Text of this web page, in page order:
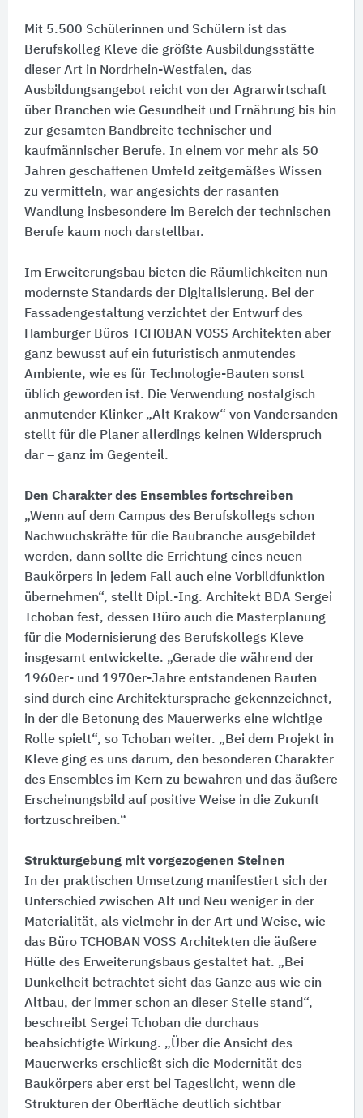
Mit 5.500 Schülerinnen und Schülern ist das
Berufskolleg Kleve die größte Ausbildungsstätte
dieser Art in Nordrhein-Westfalen, das
Ausbildungsangebot reicht von der Agrarwirtschaft
über Branchen wie Gesundheit und Ernährung bis hin
zur gesamten Bandbreite technischer und
kaufmännischer Berufe. In einem vor mehr als 50
Jahren geschaffenen Umfeld zeitgemäßes Wissen
zu vermitteln, war angesichts der rasanten
Wandlung insbesondere im Bereich der technischen
Berufe kaum noch darstellbar.
Im Erweiterungsbau bieten die Räumlichkeiten nun
modernste Standards der Digitalisierung. Bei der
Fassadengestaltung verzichtet der Entwurf des
Hamburger Büros TCHOBAN VOSS Architekten aber
ganz bewusst auf ein futuristisch anmutendes
Ambiente, wie es für Technologie-Bauten sonst
üblich geworden ist. Die Verwendung nostalgisch
anmutender Klinker „Alt Krakow“ von Vandersanden
stellt für die Planer allerdings keinen Widerspruch
dar – ganz im Gegenteil.
Den Charakter des Ensembles fortschreiben
„Wenn auf dem Campus des Berufskollegs schon
Nachwuchskräfte für die Baubranche ausgebildet
werden, dann sollte die Errichtung eines neuen
Baukörpers in jedem Fall auch eine Vorbildfunktion
übernehmen“, stellt Dipl.-Ing. Architekt BDA Sergei
Tchoban fest, dessen Büro auch die Masterplanung
für die Modernisierung des Berufskollegs Kleve
insgesamt entwickelte. „Gerade die während der
1960er- und 1970er-Jahre entstandenen Bauten
sind durch eine Architektursprache gekennzeichnet,
in der die Betonung des Mauerwerks eine wichtige
Rolle spielt“, so Tchoban weiter. „Bei dem Projekt in
Kleve ging es uns darum, den besonderen Charakter
des Ensembles im Kern zu bewahren und das äußere
Erscheinungsbild auf positive Weise in die Zukunft
fortzuschreiben.“
Strukturgebung mit vorgezogenen Steinen
In der praktischen Umsetzung manifestiert sich der
Unterschied zwischen Alt und Neu weniger in der
Materialität, als vielmehr in der Art und Weise, wie
das Büro TCHOBAN VOSS Architekten die äußere
Hülle des Erweiterungsbaus gestaltet hat. „Bei
Dunkelheit betrachtet sieht das Ganze aus wie ein
Altbau, der immer schon an dieser Stelle stand“,
beschreibt Sergei Tchoban die durchaus
beabsichtigte Wirkung. „Über die Ansicht des
Mauerwerks erschließt sich die Modernität des
Baukörpers aber erst bei Tageslicht, wenn die
Strukturen der Oberfläche deutlich sichtbar